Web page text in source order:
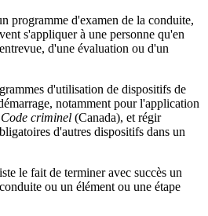
programme d'examen de la conduite,
s'appliquer à une personne qu'en
d'une évaluation ou d'un
d'utilisation de dispositifs de
notamment pour l'application
Code criminel (Canada), et régir
d'autres dispositifs dans un
le fait de terminer avec succès un
ou un élément ou une étape